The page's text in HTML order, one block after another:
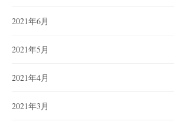
2021年6月
2021年5月
2021年4月
2021年3月